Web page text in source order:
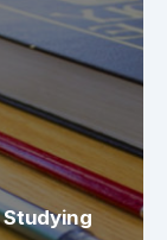
Studying